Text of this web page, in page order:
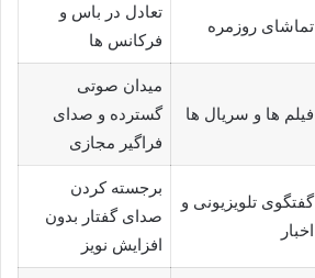
تماشای روزمره
تعادل در باس و
فرکانس ها
فیلم ها و سریال ها
میدان صوتی
گسترده و صدای
فراگیر مجازی
گفتگوی تلویزیونی و
اخبار
برجسته کردن
صدای گفتار بدون
افزایش نویز